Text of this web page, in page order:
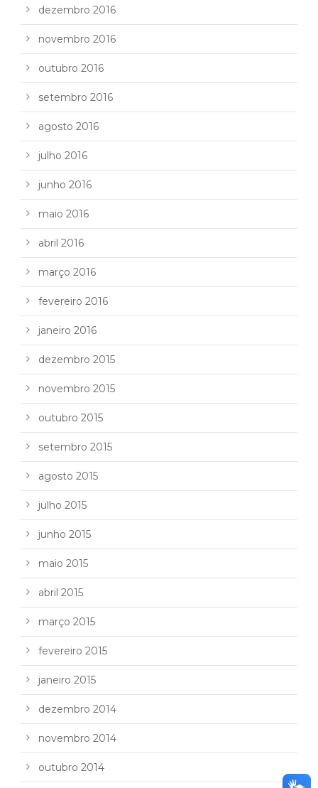
dezembro 2016
novembro 2016
outubro 2016
setembro 2016
agosto 2016
julho 2016
junho 2016
maio 2016
abril 2016
março 2016
fevereiro 2016
janeiro 2016
dezembro 2015
novembro 2015
outubro 2015
setembro 2015
agosto 2015
julho 2015
junho 2015
maio 2015
abril 2015
março 2015
fevereiro 2015
janeiro 2015
dezembro 2014
novembro 2014
outubro 2014